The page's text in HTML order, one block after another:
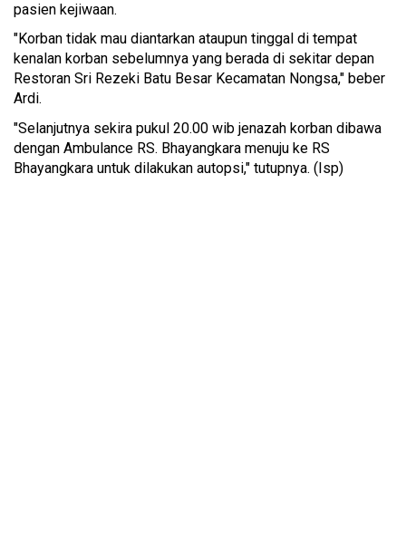
pasien kejiwaan.
"Korban tidak mau diantarkan ataupun tinggal di tempat
kenalan korban sebelumnya yang berada di sekitar depan
Restoran Sri Rezeki Batu Besar Kecamatan Nongsa," beber
Ardi.
"Selanjutnya sekira pukul 20.00 wib jenazah korban dibawa
dengan Ambulance RS. Bhayangkara menuju ke RS
Bhayangkara untuk dilakukan autopsi," tutupnya. (Isp)